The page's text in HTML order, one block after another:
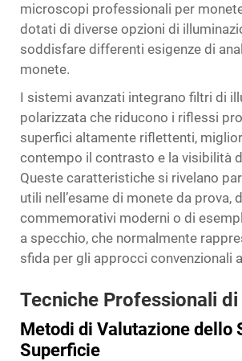
microscopi professionali per
dotati di diverse opzioni di
soddisfare differenti esigenze di
monete.
I sistemi avanzati integrano filtri di
polarizzata che riducono i riflessi
superfici altamente riflettenti,
contempo il contrasto e la visibilità
Queste caratteristiche si rivelano
utili nell’esame di monete da prova,
commemorativi moderni o di
a specchio, che normalmente
sfida per gli approcci convenzionali
Tecniche Professionali di
Metodi di Valutazione dello
Superficie